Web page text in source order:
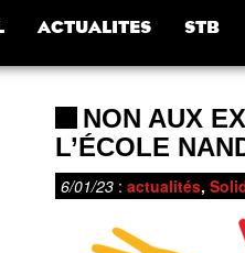
ACTUALITES STB
NON AUX
L’ÉCOLE
6/01/23 : actualités,